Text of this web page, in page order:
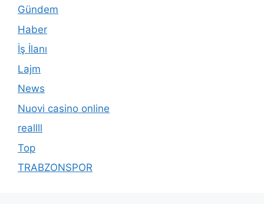
Gündem
Haber
İş İlanı
Lajm
News
Nuovi casino online
reallll
Top
TRABZONSPOR